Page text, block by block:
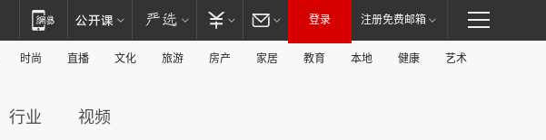
登录 注册免费邮箱
时尚 直播 文化 旅游 房产 家居 教育 本地 健康 艺术
行业 视频